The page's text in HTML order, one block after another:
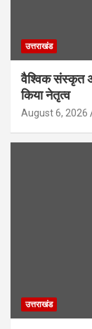
उत्तराखंड
वैश्विक संस्कृत
किया नेतृत्व
August 6, 2026
उत्तराखंड